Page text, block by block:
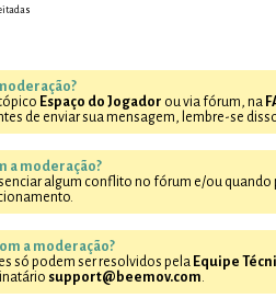
Espaço do Jogador ou via fórum, na
de enviar sua mensagem, lembre-se
a moderação?
algum conflito no fórum e/ou quando
a moderação?
só podem ser resolvidos pela Equipe
support@beemov.com.